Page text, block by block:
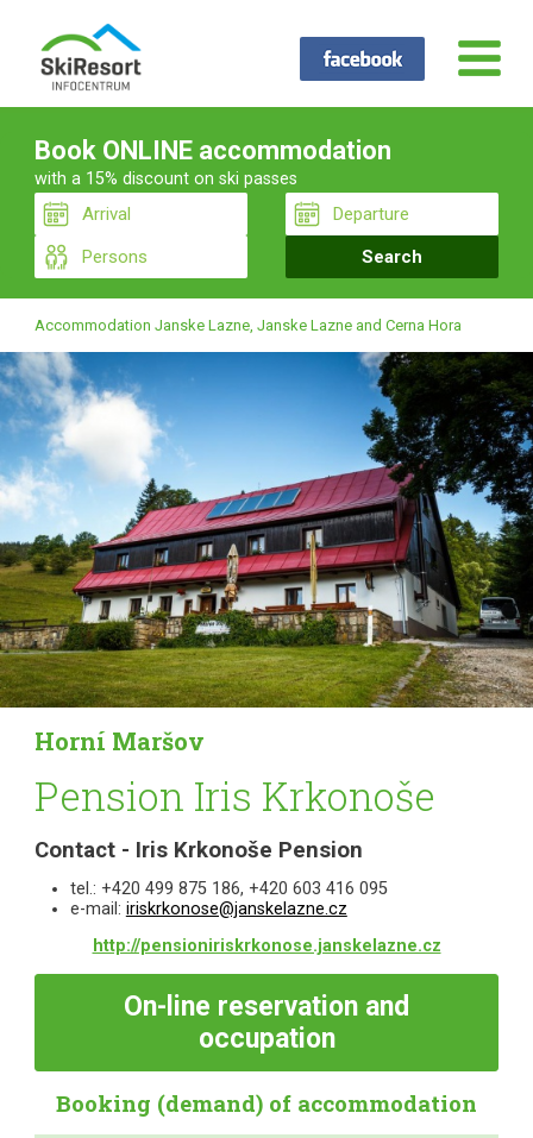
Book ONLINE accommodation
with a 15% discount on ski passes
Accommodation Janske Lazne, Janske Lazne and Cerna Hora
Horní Maršov
Pension Iris Krkonoše
Contact - Iris Krkonoše Pension
tel.: +420 499 875 186, +420 603 416 095
e-mail: iriskrkonose@janskelazne.cz
http://pensioniriskrkonose.janskelazne.cz
On-line reservation and
occupation
Booking (demand) of accommodation